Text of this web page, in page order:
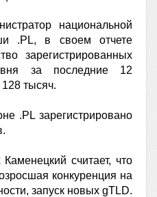
национальной
.PL, в своем отчете
зарегистрированных
за последние 12
тысяч.
.PL зарегистрировано
считает, что
конкуренция на
запуск новых gTLD.